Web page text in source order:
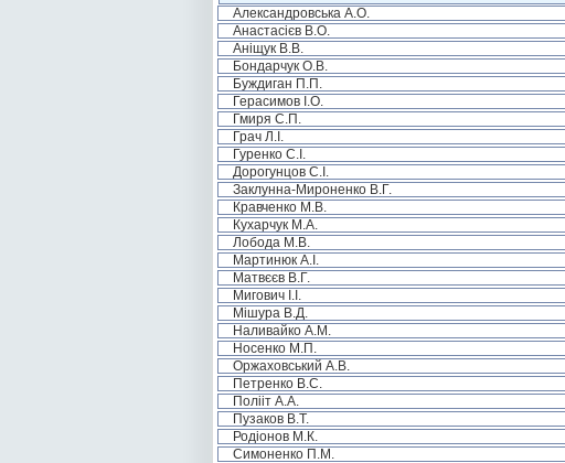
Александровська А.О.
Анастасієв В.О.
Аніщук В.В.
Бондарчук О.В.
Буждиган П.П.
Герасимов І.О.
Гмиря С.П.
Грач Л.І.
Гуренко С.І.
Дорогунцов С.І.
Заклунна-Мироненко В.Г.
Кравченко М.В.
Кухарчук М.А.
Лобода М.В.
Мартинюк А.І.
Матвєєв В.Г.
Мигович І.І.
Мішура В.Д.
Наливайко А.М.
Носенко М.П.
Оржаховський А.В.
Петренко В.С.
Полііт А.А.
Пузаков В.Т.
Родіонов М.К.
Симоненко П.М.